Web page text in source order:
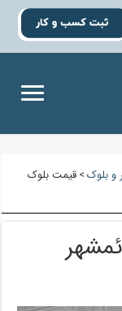
و بلوک> قیمت بلوک